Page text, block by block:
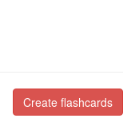
Create flashcards